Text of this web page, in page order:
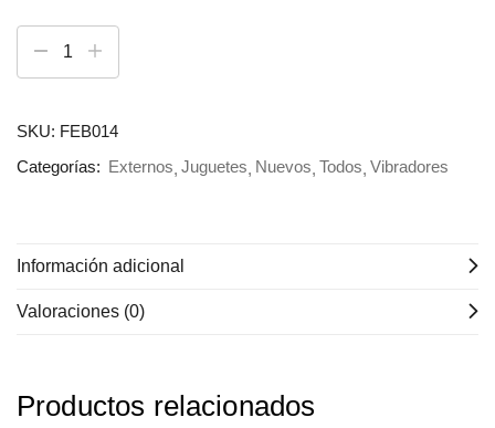
SKU: FEB014
Categorías: Externos Juguetes Nuevos Todos Vibradores
Información adicional
Valoraciones (0)
Productos relacionados